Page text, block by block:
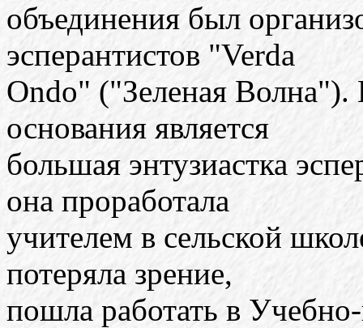
объединения был
эсперантистов "Verda
Ondo" ("Зеленая Волна").
основания является
большая энтузиастка
она проработала
учителем в сельской
потеряла зрение,
пошла работать в